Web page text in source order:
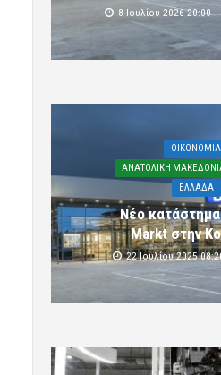
8 Ιουλίου 2026 20:00
OIKONOMIA
ΑΝΑΤΟΛΙΚΗ
ΕΛΛΑΔΑ
Νέο
Markt στην
22 Ιουλίου 2025